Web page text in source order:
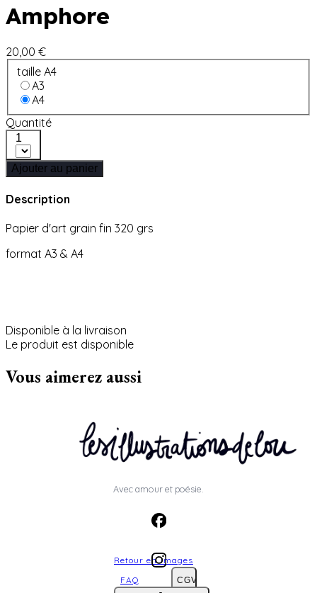
Amphore
20,00 €
taille A4
A3
A4
Quantité
1
Ajouter au panier
Description
Papier d'art grain fin 320 grs
format A3 & A4
Disponible à la livraison
Le produit est disponible
Vous aimerez aussi
Avec amour et poésie.
CGV
Retour en images
FAQ